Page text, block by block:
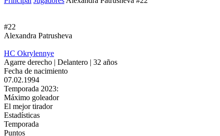
#22
Alexandra Patrusheva
HC Okrylennye
Agarre derecho | Delantero | 32 años
Fecha de nacimiento
07.02.1994
Temporada 2023:
Máximo goleador
El mejor tirador
Estadísticas
Temporada
Puntos